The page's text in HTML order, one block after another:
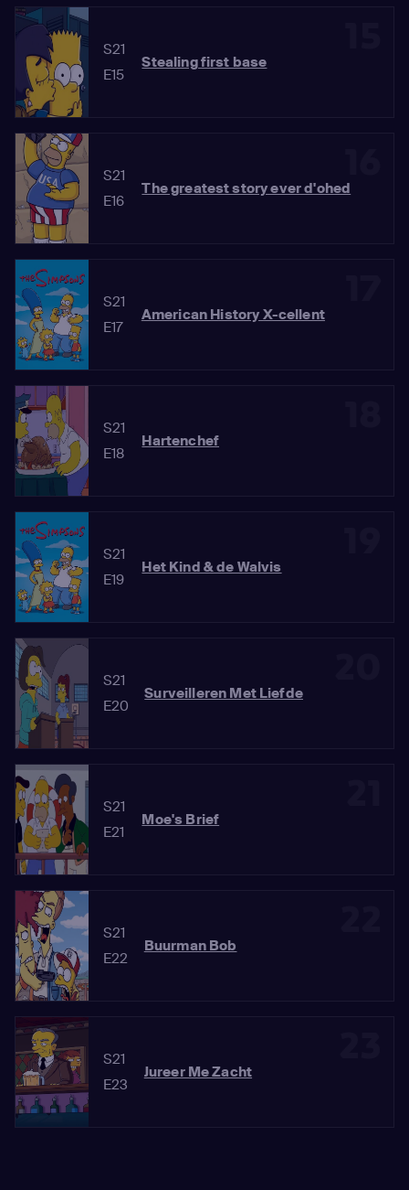
S21
E15
Stealing first base
S21
E16
The greatest story ever d'ohed
S21
E17
American History X-cellent
S21
E18
Hartenchef
S21
E19
Het Kind & de Walvis
S21
E20
Surveilleren Met Liefde
S21
E21
Moe's Brief
S21
E22
Buurman Bob
S21
E23
Jureer Me Zacht